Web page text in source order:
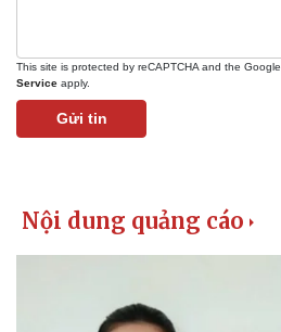
This site is protected by reCAPTCHA and the Google
Service apply.
Gửi tin